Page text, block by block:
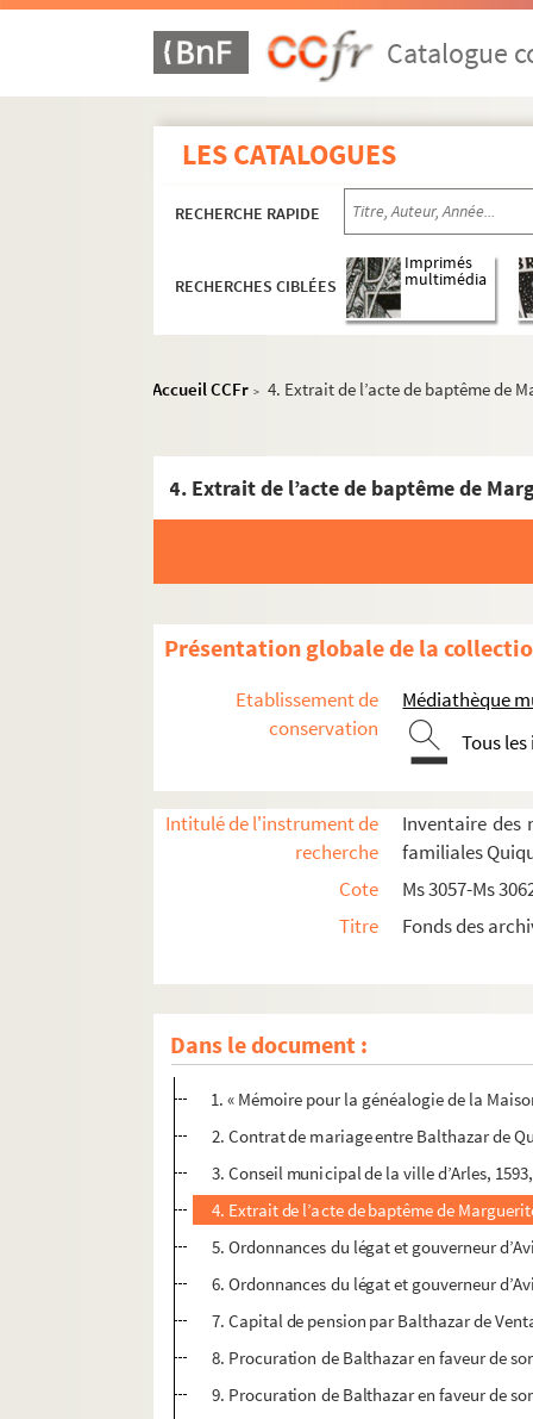
Catalogue
LES CATALOGUES
RECHERCHE RAPIDE
RECHERCHES CIBLÉES
Imprimés
multimédia
Accueil CCFr > 4. Extrait de l’acte de baptême de
Présentation globale de la
Etablissement de
conservation
Médiathèque
Tous
Intitulé de l'instrument de
recherche
Inventaire des
familiales
Cote
Ms 3057-Ms
Titre
Fonds des
Dans le document :
Ms 3059. Mariage de Paul Antoine de
Ms 3060. Documents relatifs à la famille de
Ms 3061. Documents relatifs à la sixième
1. « Mémoire pour la généalogie de la
2. Contrat de mariage entre Balthazar de
3. Conseil municipal de la ville d’Arles,
4. Extrait de l’acte de baptême de
5. Ordonnances du légat et gouverneur
6. Ordonnances du légat et gouverneur
7. Capital de pension par Balthazar de
8. Procuration de Balthazar en faveur de
9. Procuration de Balthazar en faveur de